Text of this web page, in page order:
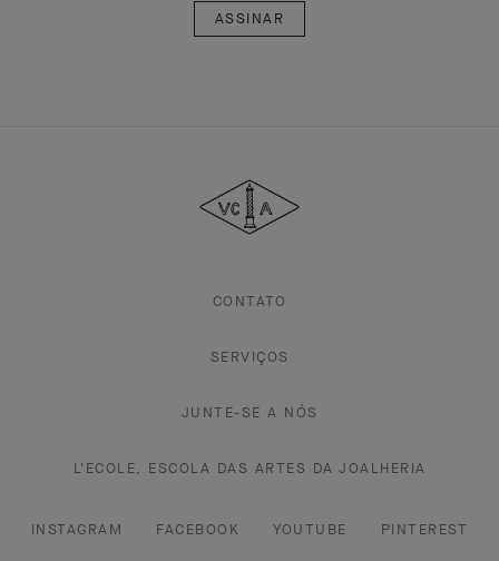
&
Arpels
CONTATO
SERVIÇOS
JUNTE-SE A NÓS
L'ECOLE, ESCOLA DAS ARTES DA JOALHERIA
INSTAGRAM FACEBOOK YOUTUBE PINTEREST